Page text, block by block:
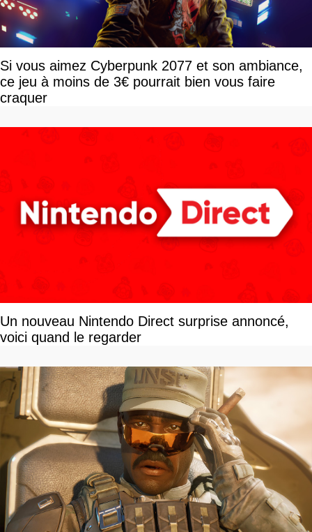
Si vous aimez Cyberpunk 2077 et son ambiance,
ce jeu à moins de 3€ pourrait bien vous faire
craquer
Un nouveau Nintendo Direct surprise annoncé,
voici quand le regarder